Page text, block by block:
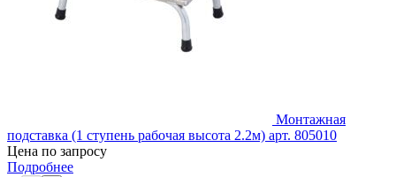
Монтажная
подставка (1 ступень рабочая высота 2.2м) арт. 805010
Цена по запросу
Подробнее